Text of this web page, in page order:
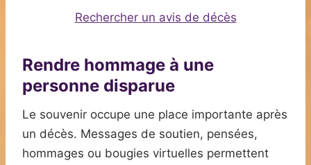
Rechercher un avis de décès
Rendre hommage à une
personne disparue
Le souvenir occupe une place importante après
un décès. Messages de soutien, pensées,
hommages ou bougies virtuelles permettent